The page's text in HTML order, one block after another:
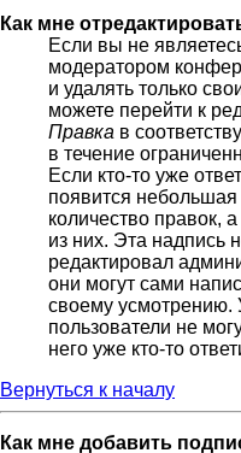
Как мне
Если вы не
модератором
и удалять только
можете перейти к
Правка в
в течение
Если кто-то уже
появится небольшая
количество правок,
из них. Эта надпись
редактировал
они могут сами
своему усмотрению.
пользователи не
него уже кто-то
Вернуться к началу
Как мне добавить